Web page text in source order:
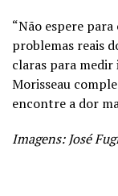
“Não espere
problemas reais
claras para medir
Morisseau
encontre a dor
Imagens: José